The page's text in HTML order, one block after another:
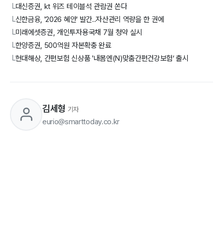
└대신증권, kt 위즈 테이블석 관람권 쏜다
└신한금융, '2026 혜안' 발간..자산관리 역량을 한 권에
└미래에셋증권, 개인투자용국채 7월 청약 실시
└한양증권, 500억원 자본확충 완료
└현대해상, 간편보험 신상품 '내몸엔(N)맞춤간편건강보험’ 출시
김세형 기자
eurio@smarttoday.co.kr